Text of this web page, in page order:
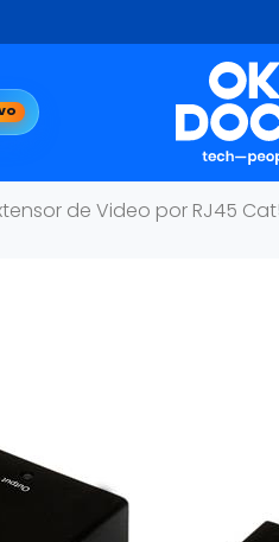
de Video por RJ45